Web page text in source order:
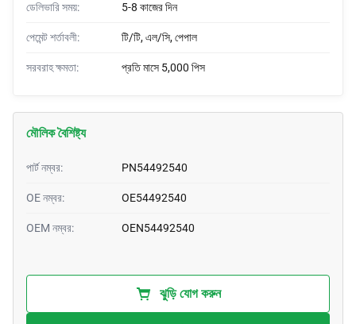
ডেলিভারি সময়: 5-8 কাজের দিন
পেমেন্ট শর্তাবলী: টি/টি, এল/সি, পেপাল
সরবরাহ ক্ষমতা: প্রতি মাসে 5,000 পিস
মৌলিক বৈশিষ্ট্য
পার্ট নম্বর: PN54492540
OE নম্বর: OE54492540
OEM নম্বর: OEN54492540
ঝুড়ি যোগ করুন